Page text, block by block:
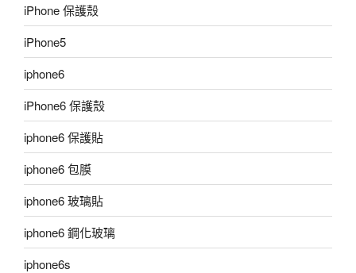
iPhone 保護殼
iPhone5
iphone6
iPhone6 保護殼
iphone6 保護貼
iphone6 包膜
iphone6 玻璃貼
iphone6 鋼化玻璃
iphone6s